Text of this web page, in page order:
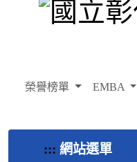
榮譽榜單 EMBA
::: 網站選單